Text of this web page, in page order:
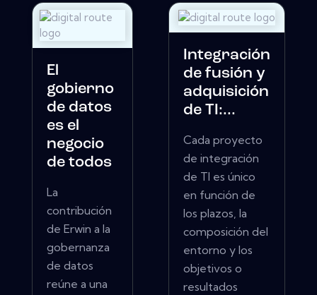
El
gobierno
de datos
es el
negocio
de todos
La
contribución
de Erwin a la
gobernanza
de datos
reúne a una
Integración
de fusión y
adquisición
de TI:...
Cada proyecto
de integración
de TI es único
en función de
los plazos, la
composición del
entorno y los
objetivos o
resultados